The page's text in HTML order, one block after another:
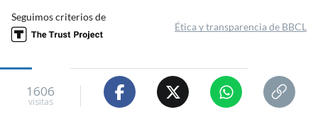
Seguimos criterios de
Ética y transparencia de BBCL
1606
visitas